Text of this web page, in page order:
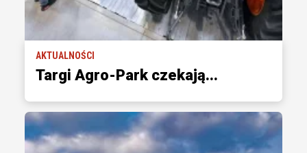
AKTUALNOŚCI
Targi Agro-Park czekają...